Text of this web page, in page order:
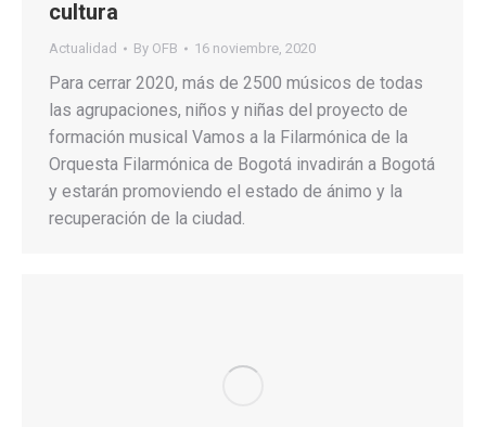
cultura
Actualidad By OFB 16 noviembre, 2020
Para cerrar 2020, más de 2500 músicos de todas
las agrupaciones, niños y niñas del proyecto de
formación musical Vamos a la Filarmónica de la
Orquesta Filarmónica de Bogotá invadirán a Bogotá
y estarán promoviendo el estado de ánimo y la
recuperación de la ciudad.